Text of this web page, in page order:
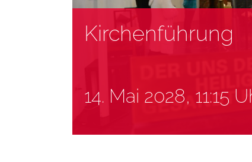
Kirchenführung
14. Mai 2028, 11:15